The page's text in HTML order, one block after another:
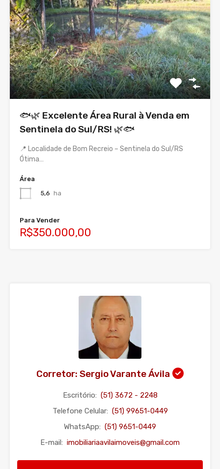
🐟🌿 Excelente Área Rural à Venda em
Sentinela do Sul/RS! 🌿🐟
📍 Localidade de Bom Recreio – Sentinela do Sul/RS
Ótima…
Área
5,6 ha
Para Vender
R$350.000,00
Corretor: Sergio Varante Ávila
Escritório: (51) 3672 - 2248
Telefone Celular: (51) 99651-0449
WhatsApp: (51) 9651-0449
E-mail: imobiliariaavilaimoveis@gmail.com